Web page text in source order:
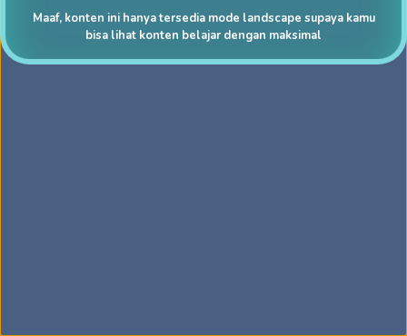
Maaf, konten ini hanya tersedia mode landscape supaya kamu
bisa lihat konten belajar dengan maksimal